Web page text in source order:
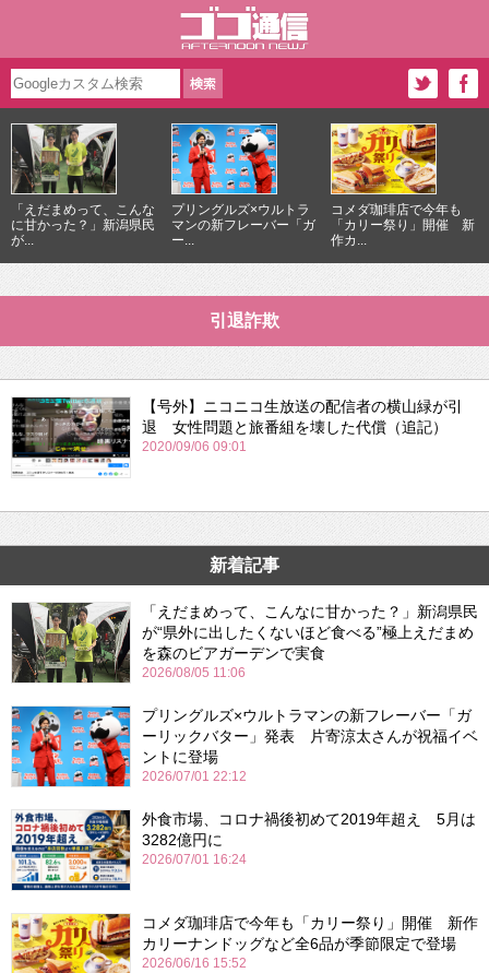
「えだまめって、こんな
に甘かった？」新潟県民
が...
プリングルズ×ウルトラ
マンの新フレーバー「ガ
ー...
コメダ珈琲店で今年も
「カリー祭り」開催 新
作カ...
引退詐欺
【号外】ニコニコ生放送の配信者の横山緑が引
退 女性問題と旅番組を壊した代償（追記）
2020/09/06 09:01
新着記事
「えだまめって、こんなに甘かった？」新潟県民
が“県外に出したくないほど食べる”極上えだまめ
を森のビアガーデンで実食
2026/08/05 11:06
プリングルズ×ウルトラマンの新フレーバー「ガ
ーリックバター」発表 片寄涼太さんが祝福イベ
ントに登場
2026/07/01 22:12
外食市場、コロナ禍後初めて2019年超え 5月は
3282億円に
2026/07/01 16:24
コメダ珈琲店で今年も「カリー祭り」開催 新作
カリーナンドッグなど全6品が季節限定で登場
2026/06/16 15:52